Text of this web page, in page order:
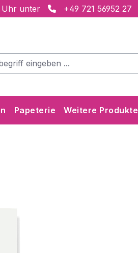
Uhr unter +49 721 56952 27
Papeterie Weitere Produkte